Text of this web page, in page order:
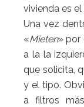
vivienda es
Una vez
«Mieten» por
a la la
que solicita,
y el tipo.
a filtros